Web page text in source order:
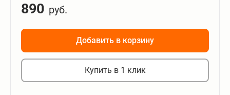
890 руб.
Добавить в корзину
Купить в 1 клик